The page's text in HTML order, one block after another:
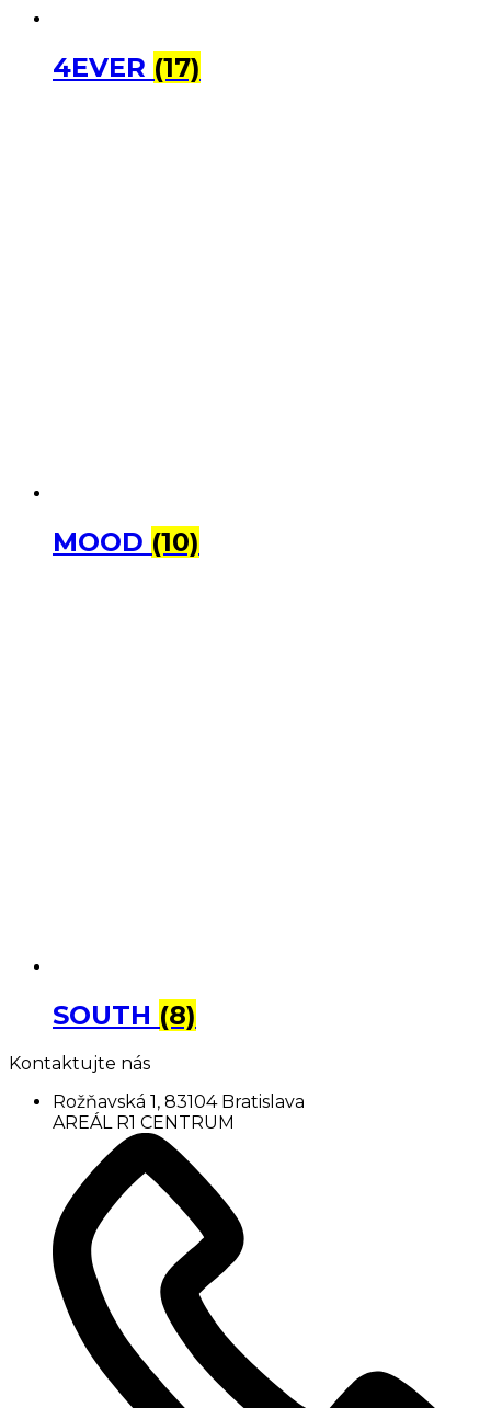
4EVER (17)
MOOD (10)
SOUTH (8)
Kontaktujte nás
Rožňavská 1, 83104 Bratislava
AREÁL R1 CENTRUM